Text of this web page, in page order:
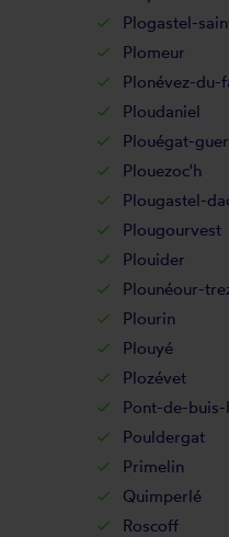
Plogastel-
Plomeur
Plonévez-du-
Ploudaniel
Plouégat-
Plouezoc'h
Plougastel-
Plougourvest
Plouider
Plounéour-
Plourin
Plouyé
Plozévet
Pont-de-
Pouldergat
Primelin
Quimperlé
Roscoff